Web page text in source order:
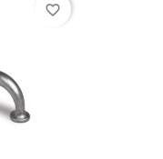
favorite_border